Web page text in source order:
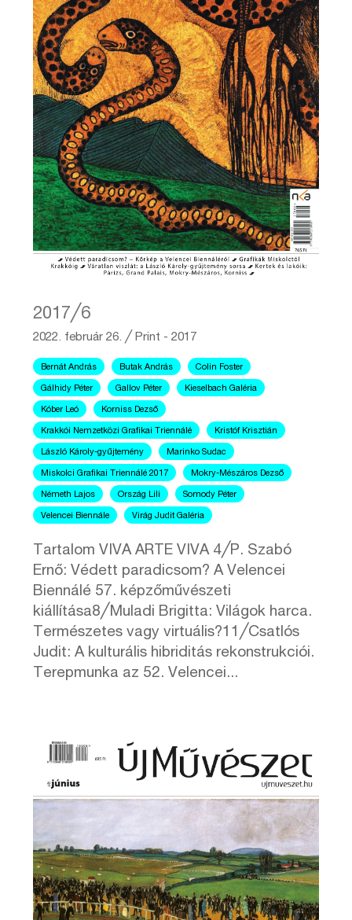
2017╱6
2022. február 26. ╱ Print - 2017
Bernát András Butak András Colin Foster
Gálhidy Péter Gallov Péter Kieselbach Galéria
Kóber Leó Korniss Dezső
Krakkói Nemzetközi Grafikai Triennálé Kristóf Krisztián
László Károly-gyűjtemény Marinko Sudac
Miskolci Grafikai Triennálé 2017 Mokry-Mészáros Dezső
Németh Lajos Ország Lili Somody Péter
Velencei Biennále Virág Judit Galéria
Tartalom VIVA ARTE VIVA 4╱P. Szabó
Ernő: Védett paradicsom? A Velencei
Biennálé 57. képzőművészeti
kiállítása8╱Muladi Brigitta: Világok harca.
Természetes vagy virtuális?11╱Csatlós
Judit: A kulturális hibriditás rekonstrukciói.
Terepmunka az 52. Velencei...